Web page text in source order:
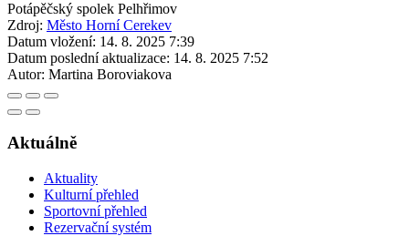
Potápěčský spolek Pelhřimov
Zdroj: Město Horní Cerekev
Datum vložení: 14. 8. 2025 7:39
Datum poslední aktualizace: 14. 8. 2025 7:52
Autor: Martina Boroviakova
Aktuálně
Aktuality
Kulturní přehled
Sportovní přehled
Rezervační systém